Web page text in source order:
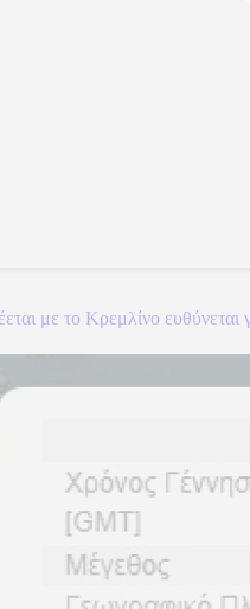
με το Κρεμλίνο ευθύνεται